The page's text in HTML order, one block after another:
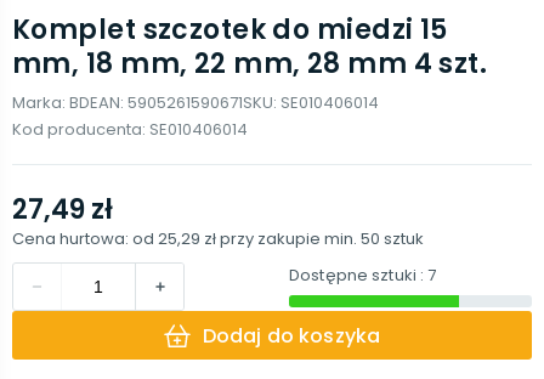
Komplet szczotek do miedzi 15
mm, 18 mm, 22 mm, 28 mm 4 szt.
Marka: BDEAN: 5905261590671SKU: SE010406014
Kod producenta: SE010406014
27,49 zł
Cena hurtowa: od 25,29 złprzy zakupie min. 50 sztuk
Dostępne sztuki : 7
Dodaj do koszyka